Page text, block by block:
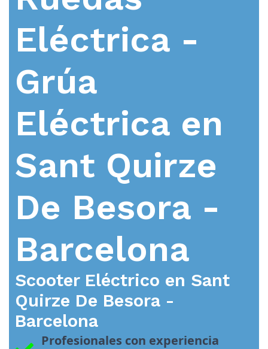
Eléctrica -
Grúa
Eléctrica en
Sant Quirze
De Besora -
Barcelona
Scooter Eléctrico en Sant
Quirze De Besora -
Barcelona
Profesionales con experiencia